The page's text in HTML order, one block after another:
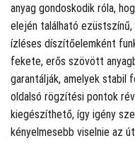
anyag gondoskodik róla,
elején található ezüstszínű,
ízléses díszítőelemként
fekete, erős szövött
garantálják, amelyek stabil
oldalsó rögzítési pontok
kiegészíthető, így igény
kényelmesebb viselnie az